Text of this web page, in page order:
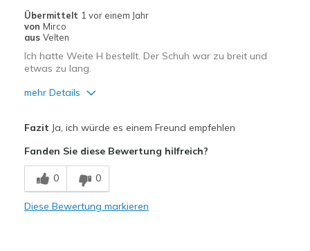
Übermittelt 1 vor einem Jahr
von Mirco
aus Velten
Ich hatte Weite H bestellt. Der Schuh war zu breit und
etwas zu lang.
mehr Details
Geeignete Verwendung
Freizeitkleidung
Fazit Ja, ich würde es einem Freund empfehlen
Fanden Sie diese Bewertung hilfreich?
0 0
Diese Bewertung markieren